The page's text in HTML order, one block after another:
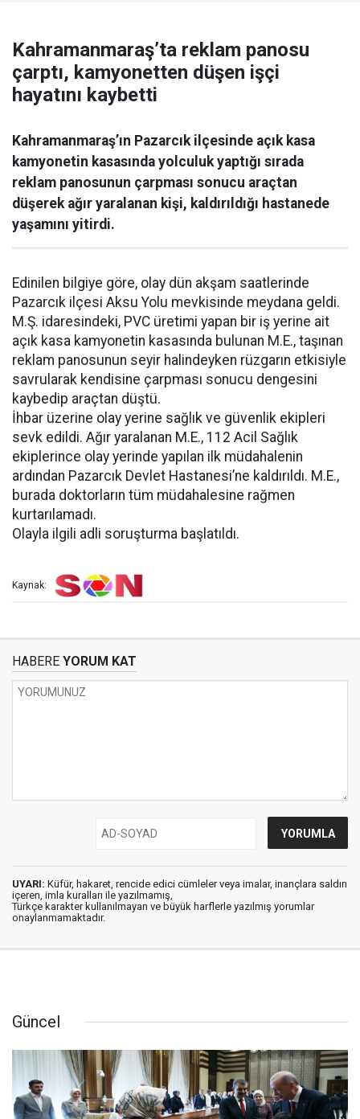
Kahramanmaraş’ta reklam panosu
çarptı, kamyonetten düşen işçi
hayatını kaybetti
Kahramanmaraş’ın Pazarcık ilçesinde açık kasa
kamyonetin kasasında yolculuk yaptığı sırada
reklam panosunun çarpması sonucu araçtan
düşerek ağır yaralanan kişi, kaldırıldığı hastanede
yaşamını yitirdi.
Edinilen bilgiye göre, olay dün akşam saatlerinde
Pazarcık ilçesi Aksu Yolu mevkisinde meydana geldi.
M.Ş. idaresindeki, PVC üretimi yapan bir iş yerine ait
açık kasa kamyonetin kasasında bulunan M.E., taşınan
reklam panosunun seyir halindeyken rüzgarın etkisiyle
savrularak kendisine çarpması sonucu dengesini
kaybedip araçtan düştü.
İhbar üzerine olay yerine sağlık ve güvenlik ekipleri
sevk edildi. Ağır yaralanan M.E., 112 Acil Sağlık
ekiplerince olay yerinde yapılan ilk müdahalenin
ardından Pazarcık Devlet Hastanesi’ne kaldırıldı. M.E.,
burada doktorların tüm müdahalesine rağmen
kurtarılamadı.
Olayla ilgili adli soruşturma başlatıldı.
Kaynak:
HABERE YORUM KAT
UYARI: Küfür, hakaret, rencide edici cümleler veya imalar, inançlara saldırı
içeren, imla kuralları ile yazılmamış,
Türkçe karakter kullanılmayan ve büyük harflerle yazılmış yorumlar
onaylanmamaktadır.
Güncel